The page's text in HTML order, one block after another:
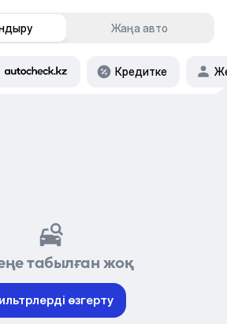
Жаңа авто
Кредитке
табылған жоқ
өзгерту